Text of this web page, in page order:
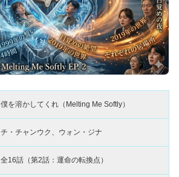
僕を溶かしてくれ（Melting Me Softly）
チ・チャンウク、ウォン・ジナ
全16話（第2話：運命の転換点）